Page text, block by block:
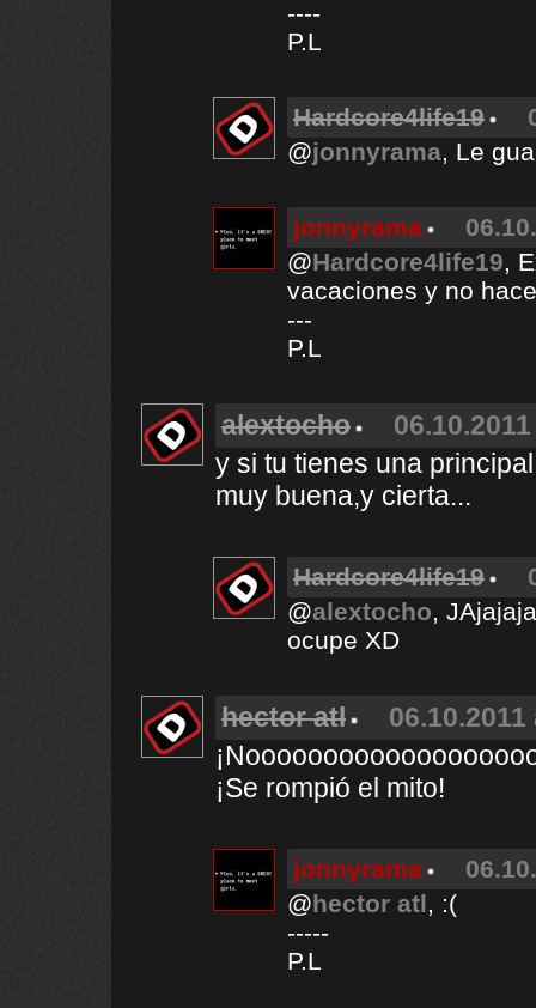
----
P.L
Hardcore4life19
@jonnyrama, Le
jonnyrama
@Hardcore4life19,
vacaciones y no
---
P.L
alextocho
y si tu tienes una
muy buena,y cierta...
Hardcore4life19
@alextocho,
ocupe XD
hector atl
¡Se rompió el mito!
jonnyrama
@hector atl, :(
-----
P.L